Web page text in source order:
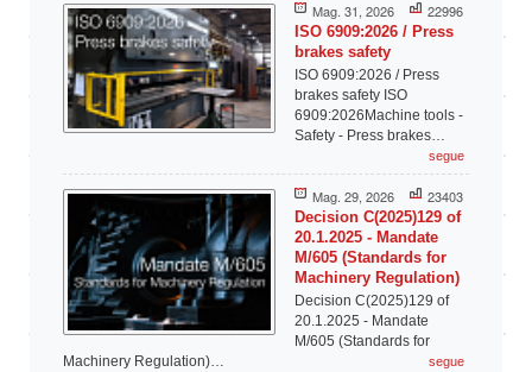
Mag. 31, 2026 22996
ISO 6909:2026 / Press
brakes safety
ISO 6909:2026 / Press
brakes safety ISO
6909:2026Machine tools -
Safety - Press brakes…
segue
Mag. 29, 2026 23403
Decision C(2025)129 of
20.1.2025 - Mandate
M/605 (Standards for
Machinery Regulation)
Decision C(2025)129 of
20.1.2025 - Mandate
M/605 (Standards for
Machinery Regulation)…
segue